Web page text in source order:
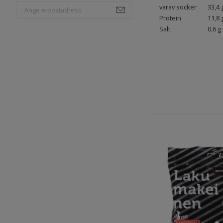
varav socker
33,4
Protein
11,8
Salt
0,6 g